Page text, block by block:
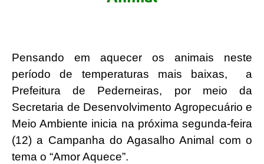
Pensando em aquecer os animais neste
período de temperaturas mais baixas, a
Prefeitura de Pederneiras, por meio da
Secretaria de Desenvolvimento Agropecuário e
Meio Ambiente inicia na próxima segunda-feira
(12) a Campanha do Agasalho Animal com o
tema o “Amor Aquece”.